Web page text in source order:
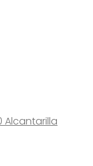
Alcantarilla